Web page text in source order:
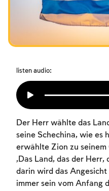
Das Fasten der
Amtseinführung
listen audio:
Der Herr wählte das
seine Schechina, wie es
erwählte Zion zu
„Das Land, das der
darin wird das
immer sein vom Anfang